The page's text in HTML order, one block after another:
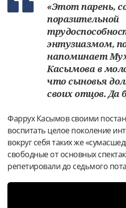
«Этот парень,
поразительной
энтузиазмом,
напоминает
Касымова в
что сыновья
своих отцов. Да
Фаррух Касымов своими
воспитать целое поколение
вокруг себя таких же
свободные от основных
репетировали до седьмого